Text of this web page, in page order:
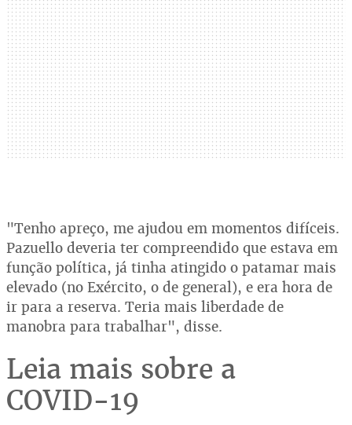
"Tenho apreço, me ajudou em momentos difíceis.
Pazuello deveria ter compreendido que estava em
função política, já tinha atingido o patamar mais
elevado (no Exército, o de general), e era hora de
ir para a reserva. Teria mais liberdade de
manobra para trabalhar", disse.
Leia mais sobre a
COVID-19